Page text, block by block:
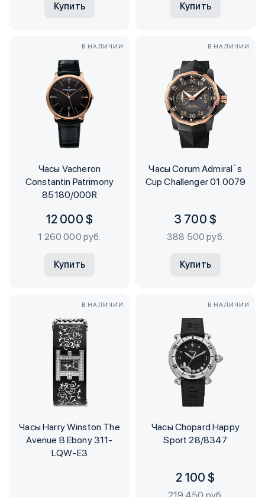
Купить Купить
В НАЛИЧИИ
Часы Vacheron
Constantin Patrimony
85180/000R
12 000 $
1 260 000 руб.
Купить
В НАЛИЧИИ
Часы Corum Admiral`s
Cup Challenger 01.0079
3 700 $
388 500 руб.
Купить
В НАЛИЧИИ
Часы Harry Winston The
Avenue B Ebony 311-
LQW-E3
В НАЛИЧИИ
Часы Chopard Happy
Sport 28/8347
2 100 $